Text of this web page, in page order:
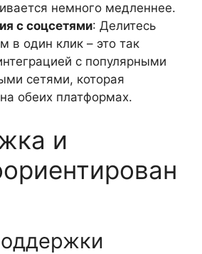
немного медленнее.
с соцсетями: Делитесь
в один клик – это так
с популярными
сетями, которая
обеих платформах.
и